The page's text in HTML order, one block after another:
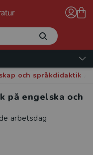
och språkdidaktik
på engelska och
arbetsdag